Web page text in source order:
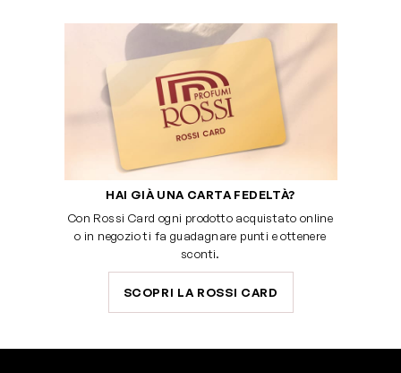
HAI GIÀ UNA CARTA FEDELTÀ?
Con Rossi Card ogni prodotto acquistato online
o in negozio ti fa guadagnare punti e ottenere
sconti.
SCOPRI LA ROSSI CARD